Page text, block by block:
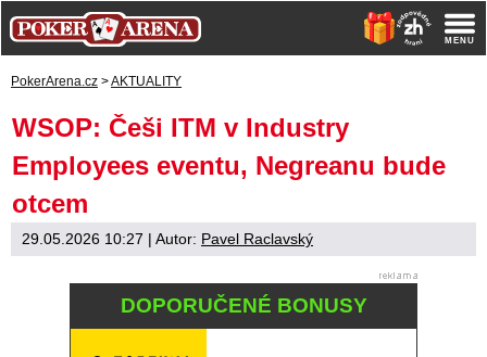
PokerArena.cz >AKTUALITY
WSOP: Češi ITM v Industry
Employees eventu, Negreanu bude
otcem
29.05.2026 10:27 | Autor: Pavel Raclavský
DOPORUČENÉ BONUSY